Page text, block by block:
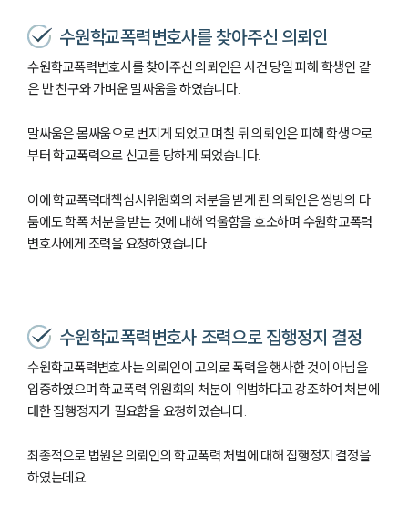
수원학교폭력변호사를 찾아주신 의뢰인
수원학교폭력변호사를 찾아주신 의뢰인은 사건 당일 피해 학생인 같
은 반 친구와 가벼운 말싸움을 하였습니다.
말싸움은 몸싸움으로 번지게 되었고 며칠 뒤 의뢰인은 피해 학생으로
부터 학교폭력으로 신고를 당하게 되었습니다.
이에 학교폭력대책심시위원회의 처분을 받게 된 의뢰인은 쌍방의 다
툼에도 학폭 처분을 받는 것에 대해 억울함을 호소하며 수원학교폭력
변호사에게 조력을 요청하였습니다.
수원학교폭력변호사 조력으로 집행정지 결정
수원학교폭력변호사는 의뢰인이 고의로 폭력을 행사한 것이 아님을
입증하였으며 학교폭력 위원회의 처분이 위법하다고 강조하여 처분에
대한 집행정지가 필요함을 요청하였습니다.
최종적으로 법원은 의뢰인의 학교폭력 처벌에 대해 집행정지 결정을
하였는데요.